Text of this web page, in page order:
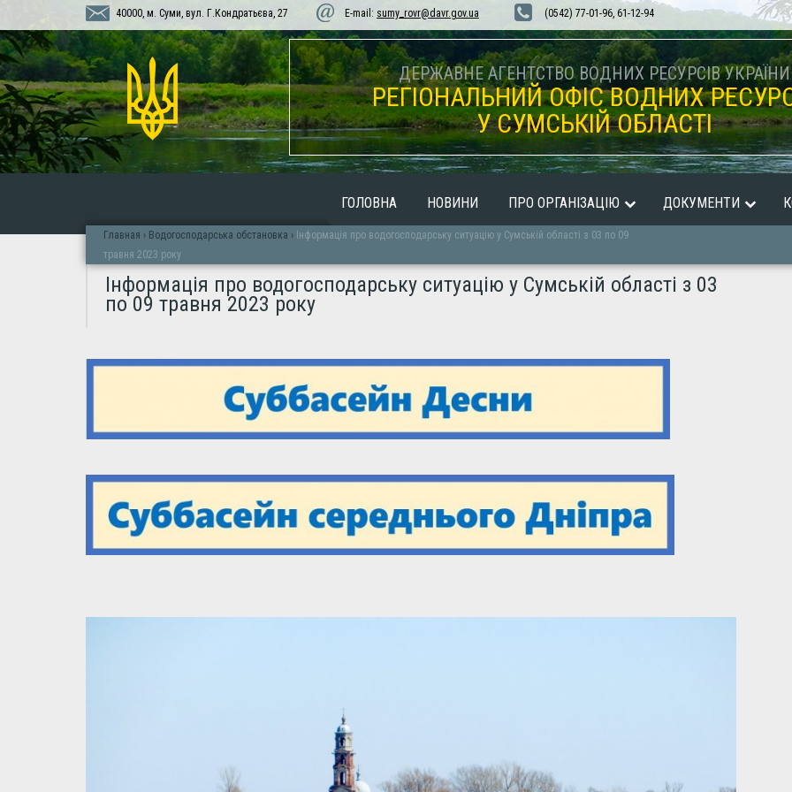
40000, м. Суми, вул. Г.Кондратьєва, 27 E-mail: sumy_rovr@davr.gov.ua (0542) 77-01-96, 61-12-94
ДЕРЖАВНЕ АГЕНТСТВО ВОДНИХ РЕСУРСІВ УКРАЇНИ
РЕГІОНАЛЬНИЙ ОФІС ВОДНИХ
У СУМСЬКІЙ ОБЛАСТІ
ГОЛОВНА НОВИНИ ПРО ОРГАНІЗАЦІЮ ДОКУМЕНТИ
Главная › Водогосподарська обстановка › Інформація про водогосподарську ситуацію у Сумській області з 03 по 09
травня 2023 року
Інформація про водогосподарську ситуацію у Сумській області з 03
по 09 травня 2023 року